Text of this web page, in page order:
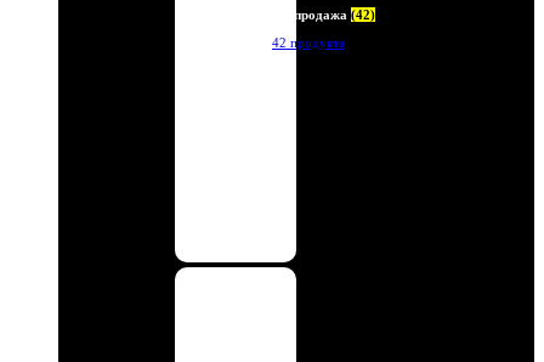
Распродажа (42)
42 продукта